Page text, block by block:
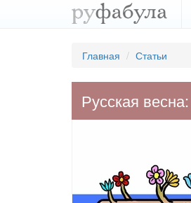
Главная Статьи
Русская